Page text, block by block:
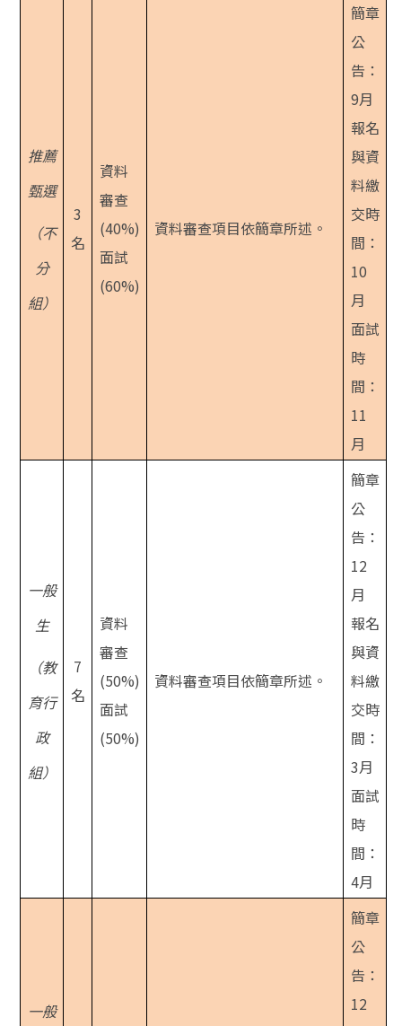
推薦
甄選
（不
分
組）
3
名
資料
審查
(40%)
面試
(60%)
資料審查項目依簡章所述。
簡章
公
告：
9月
報名
與資
料繳
交時
間：
10
月
面試
時
間：
11
月
一般
生
（教
育行
政
組）
7
名
資料
審查
(50%)
面試
(50%)
資料審查項目依簡章所述。
簡章
公
告：
12
月
報名
與資
料繳
交時
間：
3月
面試
時
間：
4月
一般
簡章
公
告：
12